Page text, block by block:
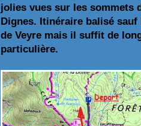
jolies vues sur les sommets
Dignes. Itinéraire balisé
de Veyre mais il suffit de
particulière.